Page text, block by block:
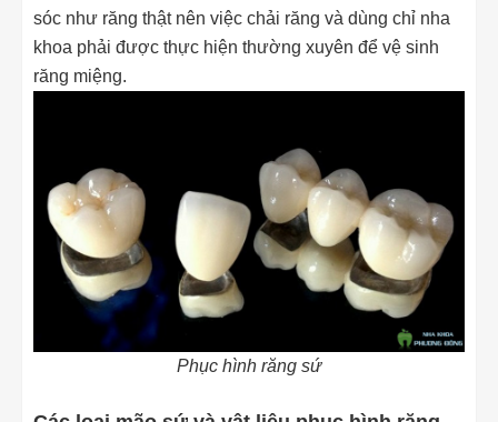
sóc như răng thật nên việc chải răng và dùng chỉ nha
khoa phải được thực hiện thường xuyên để vệ sinh
răng miệng.
Phục hình răng sứ